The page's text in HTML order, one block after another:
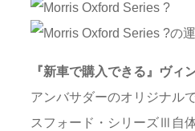
『新車で購入できる』ヴィ
アンバサダーのオリジナル
スフォード・シリーズⅢ自